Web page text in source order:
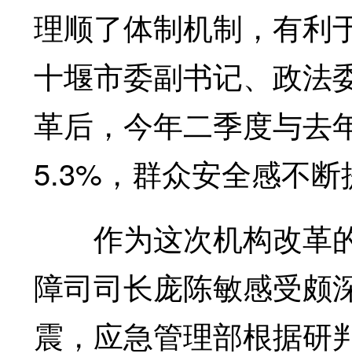
理顺了体制机制，有利
十堰市委副书记、政法
革后，今年二季度与去
5.3%，群众安全感不断
作为这次机构改革
障司司长庞陈敏感受颇
震，应急管理部根据研